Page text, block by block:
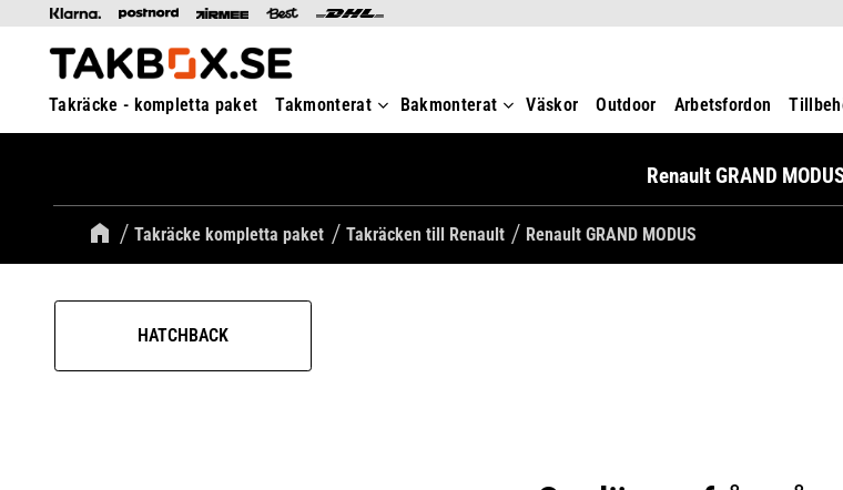
Takräcke - kompletta paket Takmonterat Bakmonterat Väskor Outdoor Arbetsfordon
Renault GRAND
Takräcke kompletta paket Takräcken till Renault Renault GRAND MODUS
HATCHBACK